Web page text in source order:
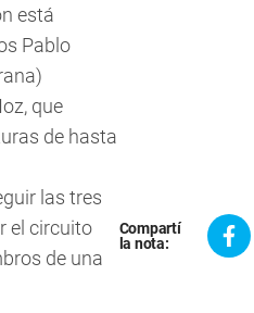
está
Pablo
que
de hasta
las tres
el circuito
de una
Compartí
la nota: